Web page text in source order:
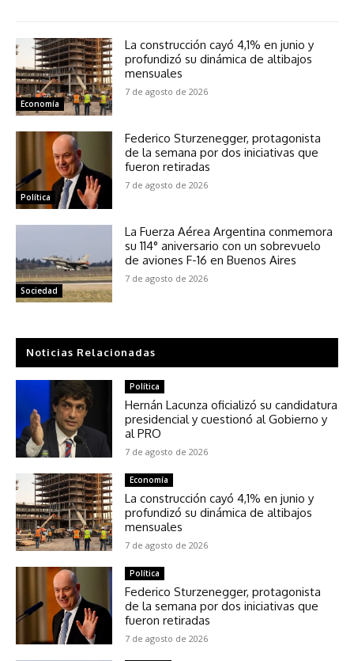
Economía
La construcción cayó 4,1% en junio y
profundizó su dinámica de altibajos
mensuales
7 de agosto de 2026
Política
Federico Sturzenegger, protagonista
de la semana por dos iniciativas que
fueron retiradas
7 de agosto de 2026
Sociedad
La Fuerza Aérea Argentina conmemora
su 114° aniversario con un sobrevuelo
de aviones F-16 en Buenos Aires
7 de agosto de 2026
Noticias Relacionadas
Política
Hernán Lacunza oficializó su candidatura
presidencial y cuestionó al Gobierno y
al PRO
7 de agosto de 2026
Economía
La construcción cayó 4,1% en junio y
profundizó su dinámica de altibajos
mensuales
7 de agosto de 2026
Política
Federico Sturzenegger, protagonista
de la semana por dos iniciativas que
fueron retiradas
7 de agosto de 2026